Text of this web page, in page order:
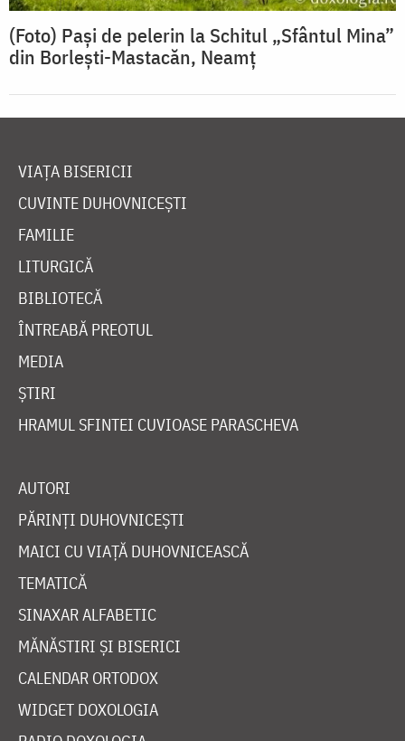
(Foto) Pași de pelerin la Schitul „Sfântul Mina”
din Borlești-Mastacăn, Neamț
VIAȚA BISERICII
CUVINTE DUHOVNICEȘTI
FAMILIE
LITURGICĂ
BIBLIOTECĂ
ÎNTREABĂ PREOTUL
MEDIA
ȘTIRI
HRAMUL SFINTEI CUVIOASE PARASCHEVA
AUTORI
PĂRINȚI DUHOVNICEȘTI
MAICI CU VIAȚĂ DUHOVNICEASCĂ
TEMATICĂ
SINAXAR ALFABETIC
MĂNĂSTIRI ȘI BISERICI
CALENDAR ORTODOX
WIDGET DOXOLOGIA